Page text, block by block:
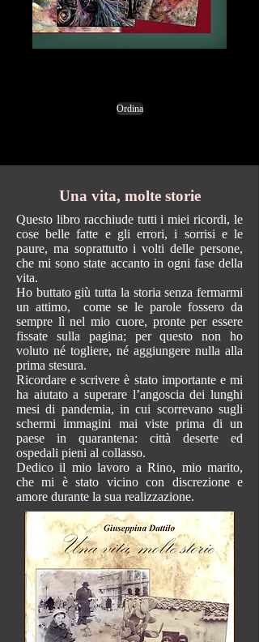
Ordina
Una vita, molte storie
Questo libro racchiude tutti i miei ricordi, le
cose belle fatte e gli errori, i sorrisi e le
paure, ma soprattutto i volti delle persone,
che mi sono state accanto in ogni fase della
vita.
Ho buttato giù tutta la storia senza fermarmi
un attimo, come se le parole fossero da
sempre lì nel mio cuore, pronte per essere
fissate sulla pagina; per questo non ho
voluto né togliere, né aggiungere nulla alla
prima stesura.
Ricordare e scrivere è stato importante e mi
ha aiutato a superare l’angoscia dei lunghi
mesi di pandemia, in cui scorrevano sugli
schermi immagini mai viste prima di un
paese in quarantena: città deserte ed
ospedali pieni al collasso.
Dedico il mio lavoro a Rino, mio marito,
che mi è stato vicino con discrezione e
amore durante la sua realizzazione.